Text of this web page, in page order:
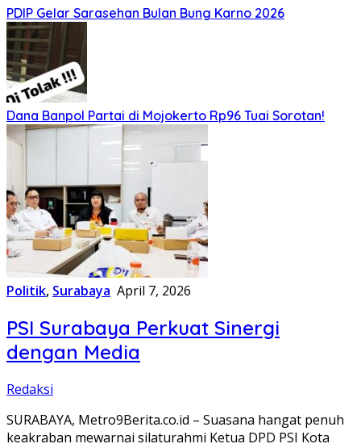
PDIP Gelar Sarasehan Bulan Bung Karno 2026
Dana Banpol Partai di Mojokerto Rp96 Tuai Sorotan!
Politik, Surabaya April 7, 2026
PSI Surabaya Perkuat Sinergi
dengan Media
Redaksi
SURABAYA, Metro9Berita.co.id – Suasana hangat penuh
keakraban mewarnai silaturahmi Ketua DPD PSI Kota